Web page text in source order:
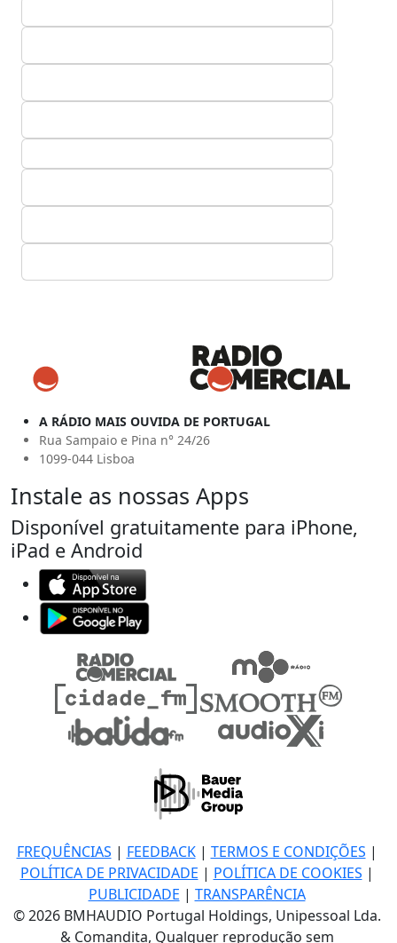
A RÁDIO MAIS OUVIDA DE PORTUGAL
Rua Sampaio e Pina n° 24/26
1099-044 Lisboa
Instale as nossas Apps
Disponível gratuitamente para iPhone,
iPad e Android
FREQUÊNCIAS | FEEDBACK| TERMOS E CONDIÇÕES |
POLÍTICA DE PRIVACIDADE | POLÍTICA DE COOKIES |
PUBLICIDADE | TRANSPARÊNCIA
© 2026 BMHAUDIO Portugal Holdings, Unipessoal Lda.
& Comandita, Qualquer reprodução sem